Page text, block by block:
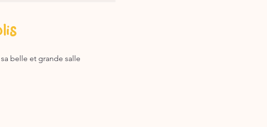
belle et grande salle